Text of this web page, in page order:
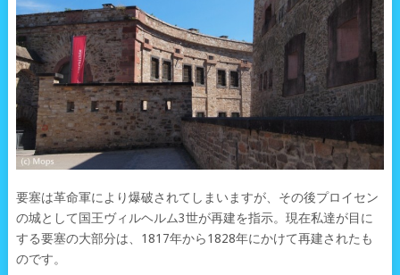
要塞は革命軍により爆破されてしまいますが、その後プロイセン
の城として国王ヴィルヘルム3世が再建を指示。現在私達が目に
する要塞の大部分は、1817年から1828年にかけて再建されたも
のです。